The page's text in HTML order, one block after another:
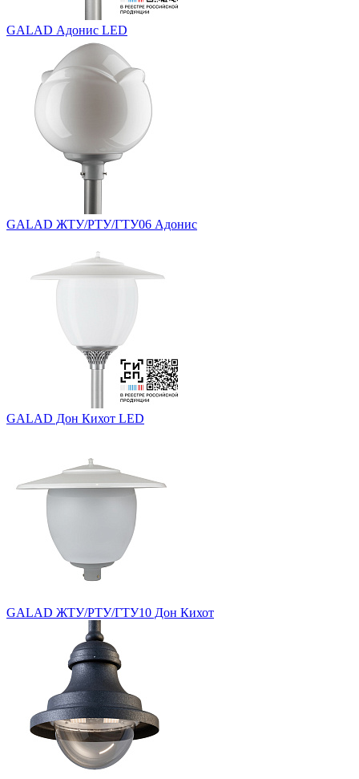
GALAD Адонис LED
GALAD ЖТУ/РТУ/ГТУ06 Адонис
GALAD Дон Кихот LED
GALAD ЖТУ/РТУ/ГТУ10 Дон Кихот